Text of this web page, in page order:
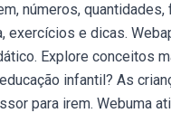
números,
exercícios e dicas.
Explore conceitos
infantil? As
para irem. Webuma